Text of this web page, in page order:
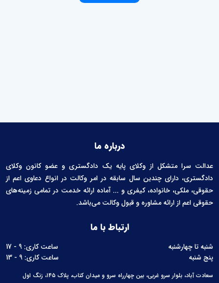
درباره ما
عدالت سرا متشکل از وکلای پایه یک دادگستری و عضو کانون وکلای
دادگستری، دارای چندین سال سابقه در امر وکالت در انواع دعاوی اعم از
حقوقی، ملکی، خانواده، کیفری و ... آماده ارائه خدمت در تمامی زمینه‌های
حقوقی اعم از ارائه مشاوره و قبول وکالت می‌باشد.
ارتباط با ما
شنبه تا چهارشنبه
ساعت کاری: 9 - 17
پنج شنبه
ساعت کاری: 9 - 13
سعادت آباد، بلوار سرو غربی، بین چهارراه سرو و میدان کتاب، پلاک ۱۴۵، زنگ اول